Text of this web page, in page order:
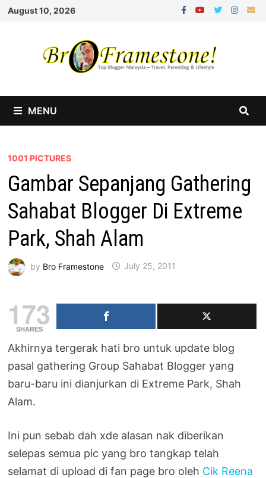
Skip
August 10, 2026
MENU
1001 PICTURES
Gambar Sepanjang Gathering
Sahabat Blogger Di Extreme
Park, Shah Alam
by Bro Framestone July 25, 2011
173
SHARES
Akhirnya tergerak hati bro untuk update blog
pasal gathering Group Sahabat Blogger yang
baru-baru ini dianjurkan di Extreme Park, Shah
Alam.
Ini pun sebab dah xde alasan nak diberikan
selepas semua pic yang bro tangkap telah
selamat di upload di fan page bro oleh Cik Reena